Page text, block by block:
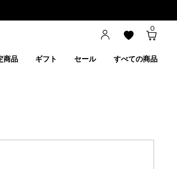
0
商品 ギフト セール すべての商品